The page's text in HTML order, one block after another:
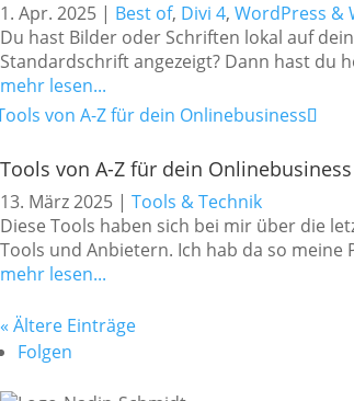
1. Apr. 2025 | Best of, Divi 4, WordPress &
Du hast Bilder oder Schriften lokal auf
Standardschrift angezeigt? Dann hast du
mehr lesen...
Tools von A-Z für dein Onlinebusiness
13. März 2025 | Tools & Technik
Diese Tools haben sich bei mir über die
Tools und Anbietern. Ich hab da so meine
mehr lesen...
« Ältere Einträge
Folgen